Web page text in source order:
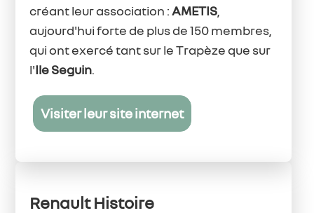
créant leur association :AMETIS
aujourd'hui forte de plus de 150 membres,
qui ont exercé tant sur le Trapèze que sur
l'Ile Seguin.
Visiter leur site internet
Renault Histoire